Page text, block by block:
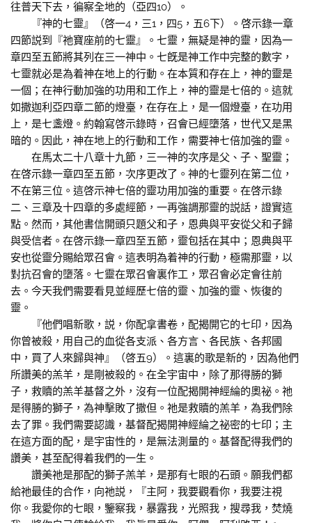
往普天下去，徧察全地的（亞四10）。
『神的七靈』（啓一4，三1，四5，五6下）。啓示錄一章
四節説到『祂寶座前的七靈』。七靈，無疑是神的靈，因為一
章四至五節將其列在三一神中。七旣是神工作中完整的數字，
七靈就必是為着神在地上的行動。在本質和存在上，神的靈是
一個；在神行動加強的功用和工作上，神的靈是七倍的。這就
如撒迦利亞四章二節的燈臺，在存在上，是一個燈臺，在功用
上，是七盞燈。約翰寫啓示錄時，召會已經墮落，世代又是黑
暗的。因此，神在地上的行動和工作，需要神七倍加強的靈。
在馬太二十八章十九節，三一神的次序是父、子、聖靈；
在啓示錄一章四至五節，次序更改了。神的七靈列在第二位，
不在第三位。這啓示神七倍的靈功用加強的重要。在啓示錄
二、三章及十四章的多處經節，一再強調那靈的説話，證實這
點。然而，其他書信開頭只題父和子，恩典與平安從父和子歸
與受信者。在啓示錄一章四至五節，靈包括在其中；恩典與平
安也從靈分賜給眾召會。這表明為着神的行動，極需那靈，以
對抗召會的墮落。七靈在眾召會裏作工，眾召會必定會往前
去。今天我們需要看見並經歷七倍的靈、加強的靈、恢復的
靈。
『他們唱新歌，説，你配拿書卷，配揭開它的七印，因為
你曾被殺，用自己的血從各支派、各方言、各民族、各邦國
中，買了人來歸與神』（啓五9）。這裏的歌是新的，因為他們
所讚美的羔羊，是剛被殺的。在全宇宙中，除了那得勝的獅
子，救贖的羔羊基督之外，沒有一位配揭開神經綸的奧祕。祂
是得勝的獅子，為神擊敗了撒但。祂是救贖的羔羊，為我們除
去了罪。我們需要認識，基督配揭開神經綸之祕密的七印；主
在這方面的配，是宇宙性的，是無法測量的。基督配得我們的
讚美，甚至配得着我們的一生。
讚美祂是那配的獅子羔羊，是那有七眼的石頭。願我們都
給祂最佳的合作，向祂説，『主阿，我要觀看你，我要注視
你。我愛你的七眼，鑒察我，暴露我，光照我，搜尋我，焚燒